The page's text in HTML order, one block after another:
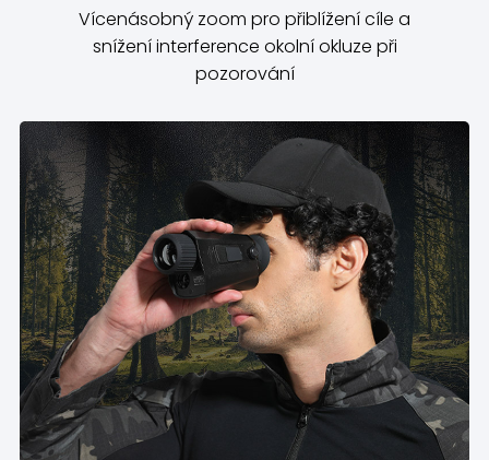
Vícenásobný zoom pro přiblížení cíle a
snížení interference okolní okluze při
pozorování